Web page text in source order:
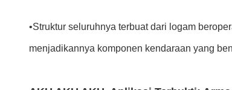
•Struktur seluruhnya terbuat dari logam
menjadikannya komponen kendaraan yang